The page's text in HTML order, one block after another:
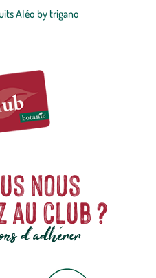
Aléo by trigano
nous
club ?
d'adhérer